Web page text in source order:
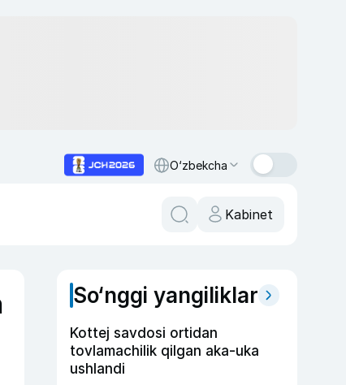
O‘zbekcha
Kabinet
So‘nggi yangiliklar
Kottej savdosi ortidan
tovlamachilik qilgan aka-uka
ushlandi